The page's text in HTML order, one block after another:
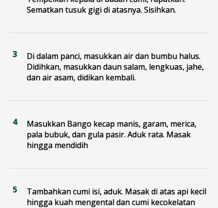
Sematkan tusuk gigi di atasnya. Sisihkan.
Di dalam panci, masukkan air dan bumbu halus.
Didihkan, masukkan daun salam, lengkuas, jahe,
dan air asam, didikan kembali.
Masukkan Bango kecap manis, garam, merica,
pala bubuk, dan gula pasir. Aduk rata. Masak
hingga mendidih
Tambahkan cumi isi, aduk. Masak di atas api kecil
hingga kuah mengental dan cumi kecokelatan